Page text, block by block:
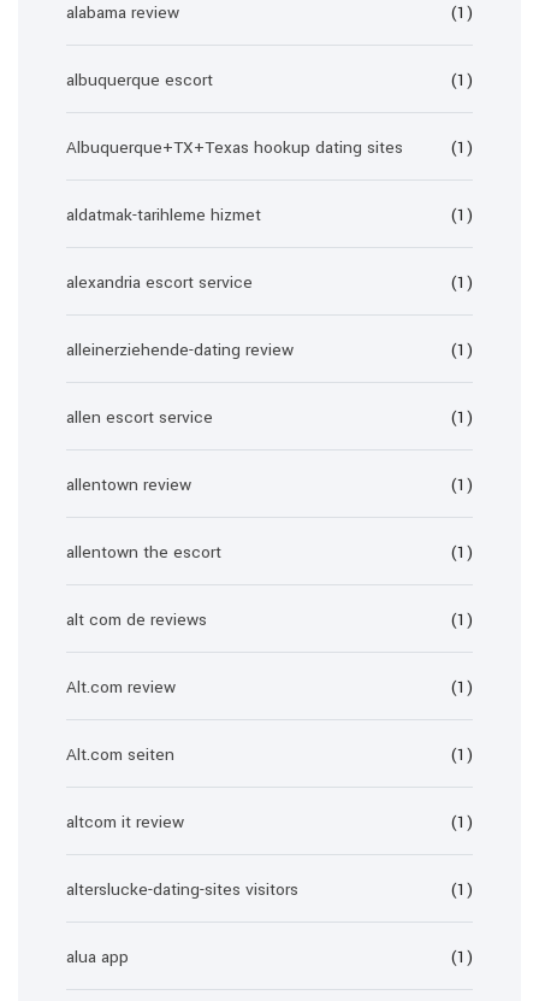
alabama review (1)
albuquerque escort (1)
Albuquerque+TX+Texas hookup dating sites (1)
aldatmak-tarihleme hizmet (1)
alexandria escort service (1)
alleinerziehende-dating review (1)
allen escort service (1)
allentown review (1)
allentown the escort (1)
alt com de reviews (1)
Alt.com review (1)
Alt.com seiten (1)
altcom it review (1)
alterslucke-dating-sites visitors (1)
alua app (1)